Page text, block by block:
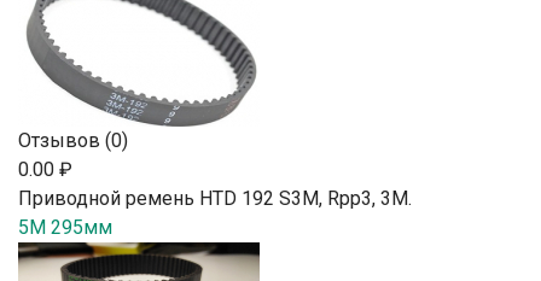
Отзывов (0)
0.00 ₽
Приводной ремень HTD 192 S3M, Rpp3, 3М.
5M 295мм